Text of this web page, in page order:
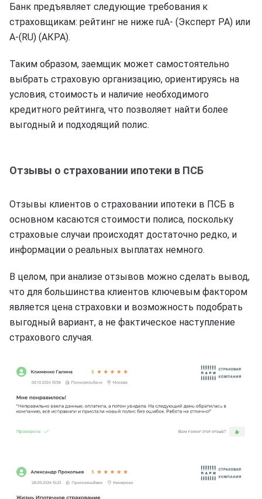
Банк предъявляет следующие требования к
страховщикам: рейтинг не ниже ruA- (Эксперт РА) или
A-(RU) (АКРА).
Таким образом, заемщик может самостоятельно
выбрать страховую организацию, ориентируясь на
условия, стоимость и наличие необходимого
кредитного рейтинга, что позволяет найти более
выгодный и подходящий полис.
Отзывы о страховании ипотеки в ПСБ
Отзывы клиентов о страховании ипотеки в ПСБ в
основном касаются стоимости полиса, поскольку
страховые случаи происходят достаточно редко, и
информации о реальных выплатах немного.
В целом, при анализе отзывов можно сделать вывод,
что для большинства клиентов ключевым фактором
является цена страховки и возможность подобрать
выгодный вариант, а не фактическое наступление
страхового случая.